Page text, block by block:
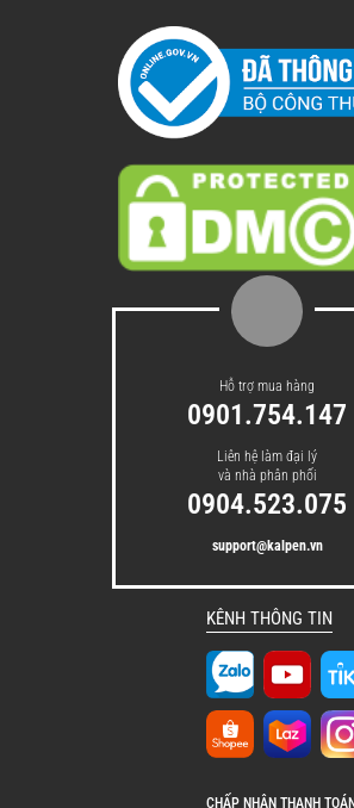
Lòng nồi dày 2 mm – Giữ
chín đều:
Lòng nồi có độ dày 2 mm
phân bổ nhiệt đều, giúp món
thơm ngon hơn.
Hỗ trợ mua hàng
0901.754.147
Liên hệ làm đại lý
và nhà phân phối
0904.523.075
support@kalpen.vn
KÊNH THÔNG TIN
CHẤP NHẬN THANH